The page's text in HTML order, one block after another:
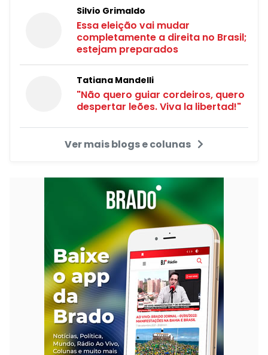
Silvio Grimaldo
Essa eleição vai mudar
completamente a direita no Brasil;
estejam preparados
Tatiana Mandelli
"Não quero guiar cordeiros, quero
despertar leões. Viva la libertad!"
Ver mais blogs e colunas